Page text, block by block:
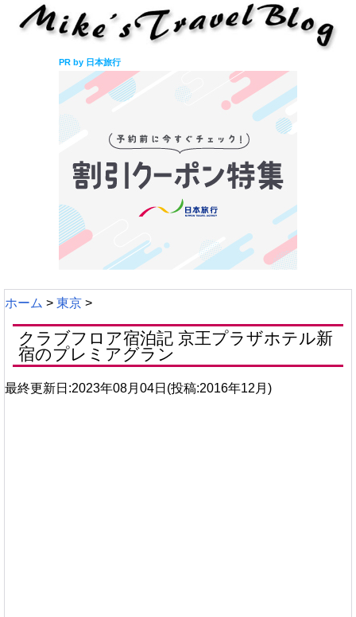
PR by 日本旅行
ホーム > 東京 >
クラブフロア宿泊記 京王プラザホテル新
宿のプレミアグラン
最終更新日:2023年08月04日(投稿:2016年12月)